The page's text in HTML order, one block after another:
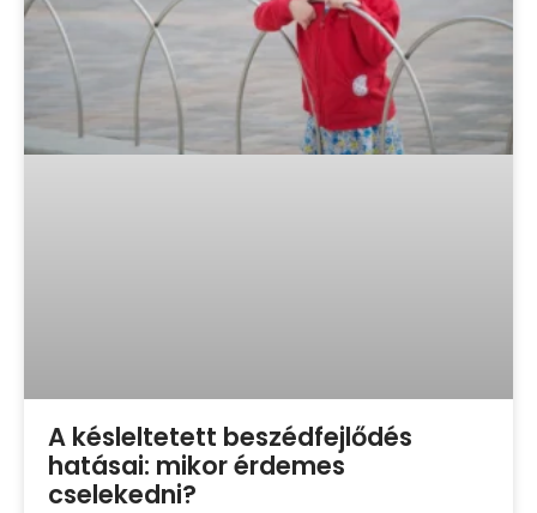
A késleltetett beszédfejlődés
hatásai: mikor érdemes
cselekedni?